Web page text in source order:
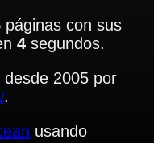
páginas con sus
4 segundos.
2005 por
.
usando